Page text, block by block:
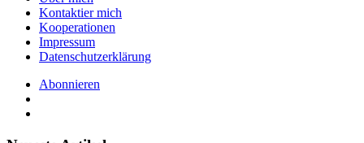
Kontaktier mich
Kooperationen
Impressum
Datenschutzerklärung
Abonnieren